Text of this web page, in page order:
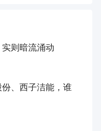
则暗流涌动
、西子洁能，谁